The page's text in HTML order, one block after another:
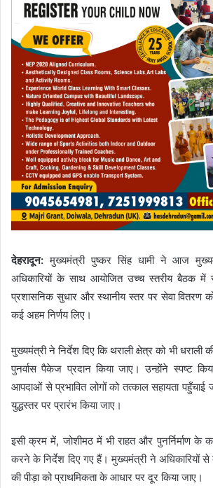
देहरादून: मुख्यमंत्री पुष्कर सिंह धामी ने आज
अधिकारियों के साथ आयोजित उच्च स्तरीय बैठक में
प्रशासनिक सुधार और स्थानीय स्तर पर सेवा वितरण
कई अहम निर्णय लिए।
मुख्यमंत्री ने निर्देश दिए कि थराली क्षेत्र को भी धराली
पुनर्वास पैकेज प्रदान किया जाए। उन्होंने स्पष्ट
आपदाओं से प्रभावित लोगों को तत्काल सहायता पहुँचाई
युद्धस्तर पर प्रारंभ किया जाए।
इसी क्रम में, जोशीमठ में भी राहत और पुनर्निर्माण के
करने के निर्देश दिए गए हैं। मुख्यमंत्री ने अधिकारियों से
की पीड़ा को प्राथमिकता के आधार पर दूर किया जाए।